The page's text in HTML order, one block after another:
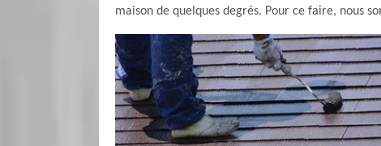
maison de quelques degrés. Pour ce faire, nous